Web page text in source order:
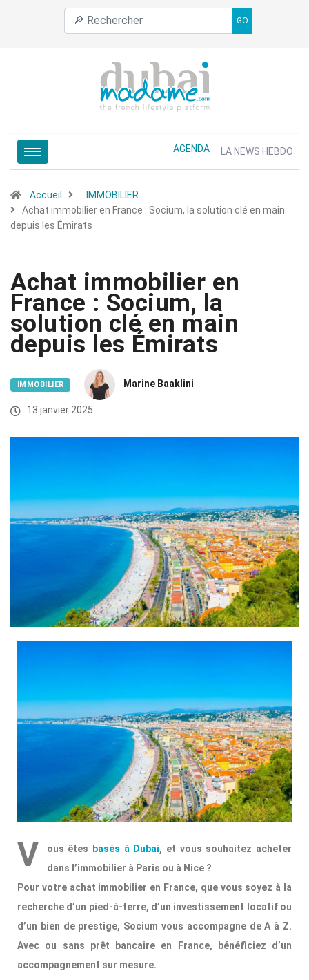
GO
AGENDA LA NEWS HEBDO
Accueil
IMMOBILIER
Achat immobilier en France : Socium, la solution clé en main
depuis les Émirats
Achat immobilier en
France : Socium, la
solution clé en main
depuis les Émirats
IMMOBILIER Marine Baaklini
13 janvier 2025
V ous êtes basés à Dubai, et vous souhaitez acheter
dans l’immobilier à Paris ou à Nice ?
Pour votre achat immobilier en France, que vous soyez à la
recherche d’un pied-à-terre, d’un investissement locatif ou
d’un bien de prestige, Socium vous accompagne de A à Z.
Avec ou sans prêt bancaire en France, bénéficiez d’un
accompagnement sur mesure.